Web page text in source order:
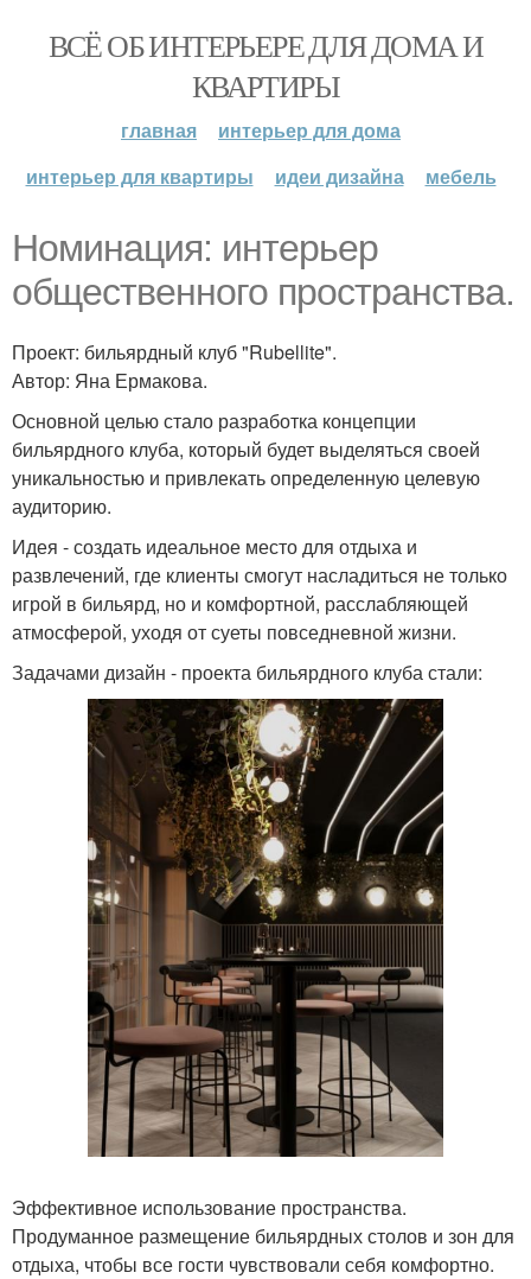
ВСЁ ОБ ИНТЕРЬЕРЕ ДЛЯ ДОМА И
КВАРТИРЫ
главная
интерьер для дома
интерьер для квартиры
идеи дизайна мебель
Номинация: интерьер
общественного пространства.
Проект: бильярдный клуб "Rubellite".
Автор: Яна Ермакова.
Основной целью стало разработка концепции
бильярдного клуба, который будет выделяться своей
уникальностью и привлекать определенную целевую
аудиторию.
Идея - создать идеальное место для отдыха и
развлечений, где клиенты смогут насладиться не только
игрой в бильярд, но и комфортной, расслабляющей
атмосферой, уходя от суеты повседневной жизни.
Задачами дизайн - проекта бильярдного клуба стали:
Эффективное использование пространства.
Продуманное размещение бильярдных столов и зон для
отдыха, чтобы все гости чувствовали себя комфортно.